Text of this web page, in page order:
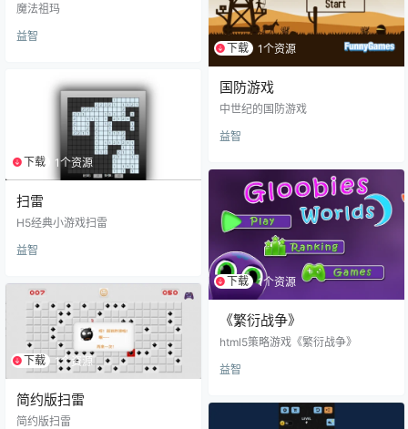
魔法祖玛
益智
下载
1个资源
国防游戏
中世纪的国防游戏
益智
下载
1个资源
扫雷
H5经典小游戏扫雷
益智
下载 1个资源
《繁衍战争》
html5策略游戏《繁衍战争》
益智
下载 1个资源
简约版扫雷
简约版扫雷